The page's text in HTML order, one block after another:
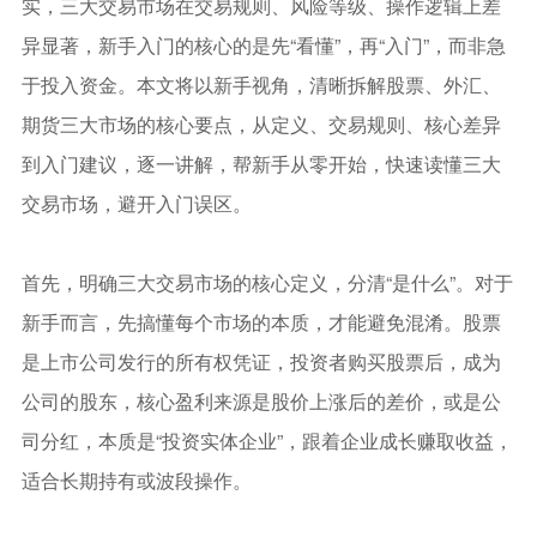
异显著，新手入门的核心的是先“看懂”，再“入门”，而非急
于投入资金。本文将以新手视角，清晰拆解股票、外汇、
期货三大市场的核心要点，从定义、交易规则、核心差异
到入门建议，逐一讲解，帮新手从零开始，快速读懂三大
交易市场，避开入门误区。
首先，明确三大交易市场的核心定义，分清“是什么”。对于
新手而言，先搞懂每个市场的本质，才能避免混淆。股票
是上市公司发行的所有权凭证，投资者购买股票后，成为
公司的股东，核心盈利来源是股价上涨后的差价，或是公
司分红，本质是“投资实体企业”，跟着企业成长赚取收益，
适合长期持有或波段操作。